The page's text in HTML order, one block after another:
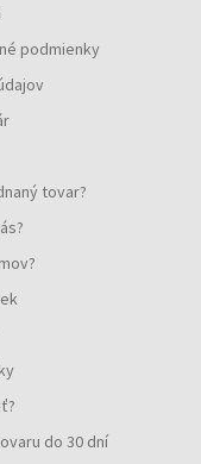
podmienky
tovar?
do 30 dní